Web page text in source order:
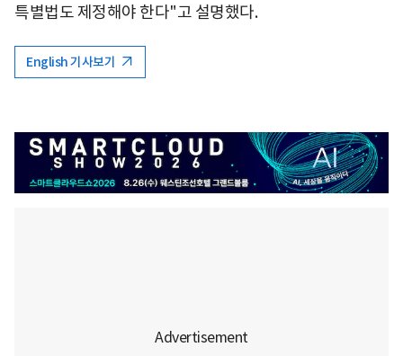
특별법도 제정해야 한다"고 설명했다.
English 기사보기